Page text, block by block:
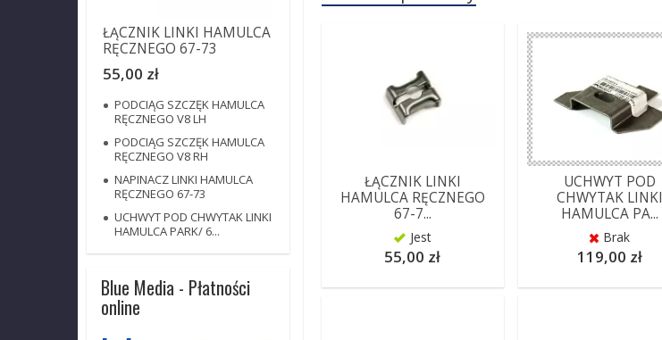
ŁĄCZNIK LINKI
HAMULCA RĘCZNEGO
67-7...
Jest
55,00 zł
UCHWYT POD
CHWYTAK LINKI
HAMULCA PA...
Brak
119,00 zł
ŁĄCZNIK LINKI HAMULCA
RĘCZNEGO 67-73
55,00 zł
PODCIĄG SZCZĘK HAMULCA
RĘCZNEGO V8 LH
PODCIĄG SZCZĘK HAMULCA
RĘCZNEGO V8 RH
NAPINACZ LINKI HAMULCA
RĘCZNEGO 67-73
UCHWYT POD CHWYTAK LINKI
HAMULCA PARK/ 6...
Blue Media - Płatności
online